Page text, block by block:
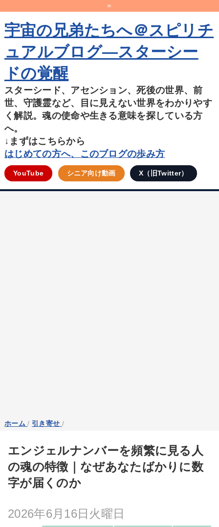
=
宇宙の兄弟たちへ＠スピリチ
ュアルブログ―スターシー
ドの覚醒
スターシード、アセンション、死後の世界、前
世、守護霊など、目に見えない世界をわかりやす
く解説。魂の使命や生きる意味を探している方
へ。
↓まずはこちらから
はじめての方へ、このブログの歩み方
YouTube シニア向け動画 X（旧Twitter）
ホーム / 引き寄せ /
エンジェルナンバーを頻繁に見る人
の魂の特徴｜なぜあなたばかりに数
字が届くのか
2026年6月16日火曜日